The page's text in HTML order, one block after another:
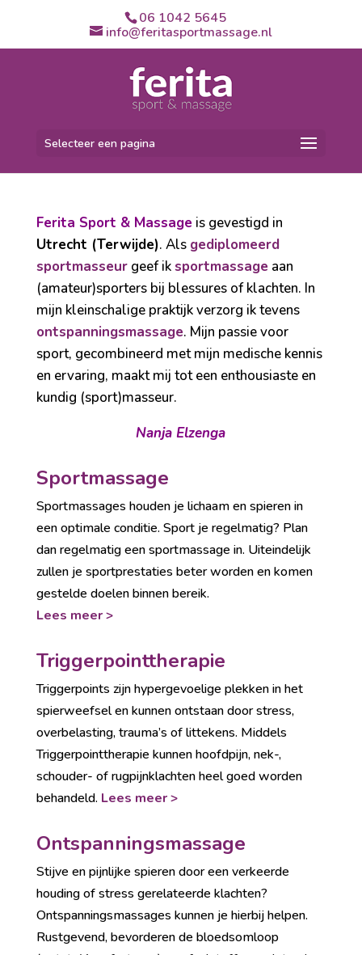
06 1042 5645
info@feritasportmassage.nl
Selecteer een pagina
Ferita Sport & Massage is gevestigd in
Utrecht (Terwijde). Als gediplomeerd
sportmasseur geef iksportmassage aan
(amateur)sporters bij blessures of klachten. In
mijn kleinschalige praktijk verzorg ik tevens
ontspanningsmassage. Mijn passie voor
sport, gecombineerd met mijn medische kennis
en ervaring, maakt mij tot een enthousiaste en
kundig (sport)masseur.
Nanja Elzenga
Sportmassage
Sportmassages houden je lichaam en spieren in
een optimale conditie. Sport je regelmatig? Plan
dan regelmatig een sportmassage in. Uiteindelijk
zullen je sportprestaties beter worden en komen
gestelde doelen binnen bereik.
Lees meer >
Triggerpointtherapie
Triggerpoints zijn hypergevoelige plekken in het
spierweefsel en kunnen ontstaan door stress,
overbelasting, trauma’s of littekens. Middels
Triggerpointtherapie kunnen hoofdpijn, nek-,
schouder- of rugpijnklachten heel goed worden
behandeld. Lees meer >
Ontspanningsmassage
Stijve en pijnlijke spieren door een verkeerde
houding of stress gerelateerde klachten?
Ontspanningsmassages kunnen je hierbij helpen.
Rustgevend, bevorderen de bloedsomloop